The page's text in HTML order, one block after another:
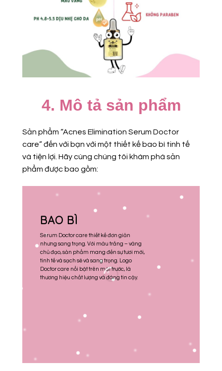
4. Mô tả sản phẩm
Sản phẩm “Acnes Elimination Serum Doctor
care” đến với bạn với một thiết kế bao bì tinh tế
và tiện lợi. Hãy cùng chúng tôi khám phá sản
phẩm được bao gồm:
BAO BÌ
Serum Doctor care thiết kế đơn giản
nhưng sang trọng. Với màu trắng – vàng
chủ đạo, sản phẩm mang đến sự tươi mới,
tinh tế và sạch sẽ và sang trọng. Logo
Doctor care nổi bật trên mặt trước, là
thương hiệu chất lượng và đáng tin cậy.